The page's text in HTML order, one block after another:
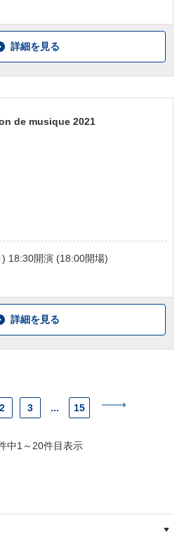
詳細を見る
de musique 2021
) 18:30開演 (18:00開場)
詳細を見る
2 3 ... 15
中1～20件目表示